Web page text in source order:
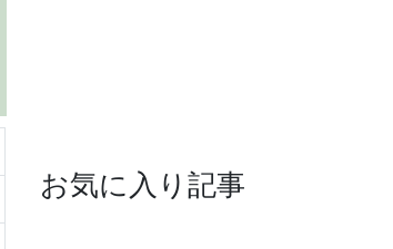
お気に入り記事